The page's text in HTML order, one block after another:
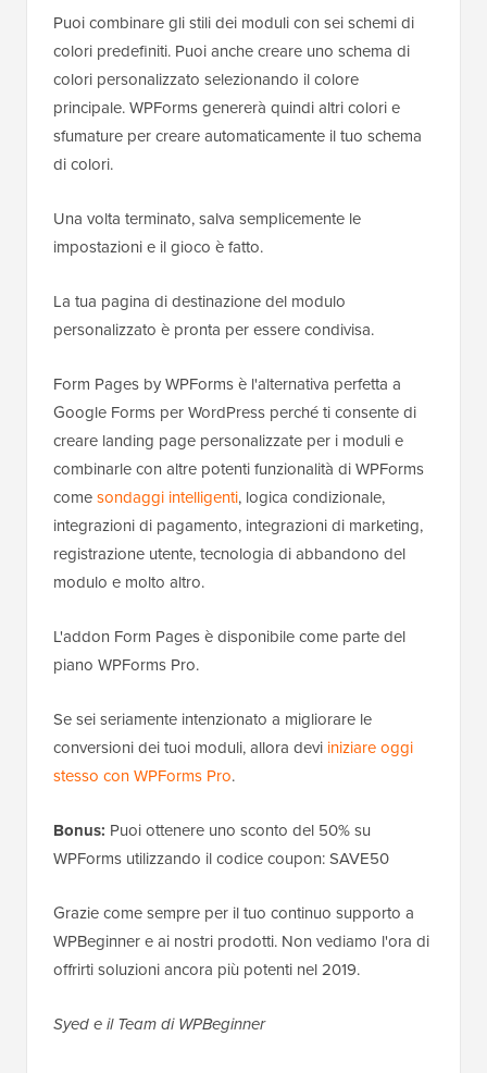
Puoi combinare gli stili dei moduli con sei schemi di
colori predefiniti. Puoi anche creare uno schema di
colori personalizzato selezionando il colore
principale. WPForms genererà quindi altri colori e
sfumature per creare automaticamente il tuo schema
di colori.
Una volta terminato, salva semplicemente le
impostazioni e il gioco è fatto.
La tua pagina di destinazione del modulo
personalizzato è pronta per essere condivisa.
Form Pages by WPForms è l'alternativa perfetta a
Google Forms per WordPress perché ti consente di
creare landing page personalizzate per i moduli e
combinarle con altre potenti funzionalità di WPForms
comesondaggi intelligenti, logica condizionale,
integrazioni di pagamento, integrazioni di marketing,
registrazione utente, tecnologia di abbandono del
modulo e molto altro.
L'addon Form Pages è disponibile come parte del
piano WPForms Pro.
Se sei seriamente intenzionato a migliorare le
conversioni dei tuoi moduli, allora devi iniziare oggi
stesso con WPForms Pro.
Bonus: Puoi ottenere uno sconto del 50% su
WPForms utilizzando il codice coupon: SAVE50
Grazie come sempre per il tuo continuo supporto a
WPBeginner e ai nostri prodotti. Non vediamo l'ora di
offrirti soluzioni ancora più potenti nel 2019.
Syed e il Team di WPBeginner